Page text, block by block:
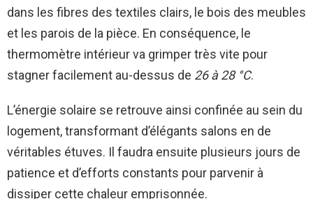
dans les fibres des textiles clairs, le bois des meubles
et les parois de la pièce. En conséquence, le
thermomètre intérieur va grimper très vite pour
stagner facilement au-dessus de 26 à 28 °C.
L’énergie solaire se retrouve ainsi confinée au sein du
logement, transformant d’élégants salons en de
véritables étuves. Il faudra ensuite plusieurs jours de
patience et d’efforts constants pour parvenir à
dissiper cette chaleur emprisonnée.